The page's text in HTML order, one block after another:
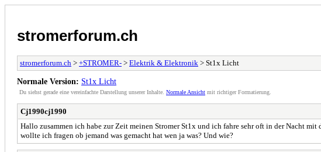
stromerforum.ch
stromerforum.ch > +STROMER- > Elektrik & Elektronik > St1x Licht
Normale Version: St1x Licht
Du siehst gerade eine vereinfachte Darstellung unserer Inhalte. Normale Ansicht mit richtiger Formatierung.
Cj1990cj1990
Hallo zusammen ich habe zur Zeit meinen Stromer St1x und ich fahre sehr oft in der Nacht
wollte ich fragen ob jemand was gemacht hat wen ja was? Und wie?